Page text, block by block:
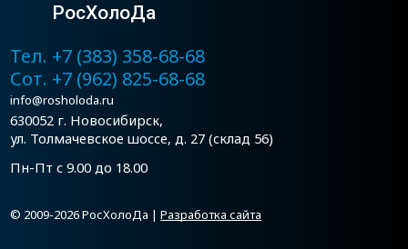
РосХолоДа
Тел. +7 (383) 358-68-68
Сот. +7 (962) 825-68-68
info@rosholoda.ru
630052 г. Новосибирск,
ул. Толмачевское шоссе, д. 27 (склад 56)
Пн-Пт с 9.00 до 18.00
© 2009-2026 РосХолоДа |Разработка сайта